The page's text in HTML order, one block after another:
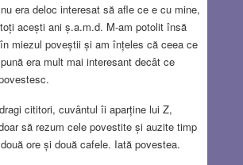
era deloc interesat să afle ce e cu mine,
acești ani ș.a.m.d. M-am potolit însă
miezul poveștii și am înțeles că ceea ce
era mult mai interesant decât ce
cititori, cuvântul îi aparține lui Z,
să rezum cele povestite și auzite timp
ore și două cafele. Iată povestea.